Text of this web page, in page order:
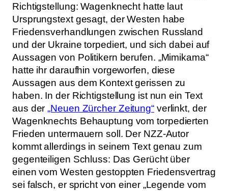
Richtigstellung: Wagenknecht hatte laut
Ursprungstext gesagt, der Westen habe
Friedensverhandlungen zwischen Russland
und der Ukraine torpediert, und sich dabei auf
Aussagen von Politikern berufen. „Mimikama“
hatte ihr daraufhin vorgeworfen, diese
Aussagen aus dem Kontext gerissen zu
haben. In der Richtigstellung ist nun ein Text
aus der„Neuen Zürcher Zeitung“verlinkt, der
Wagenknechts Behauptung vom torpedierten
Frieden untermauern soll. Der NZZ-Autor
kommt allerdings in seinem Text genau zum
gegenteiligen Schluss: Das Gerücht über
einen vom Westen gestoppten Friedensvertrag
sei falsch, er spricht von einer „Legende vom